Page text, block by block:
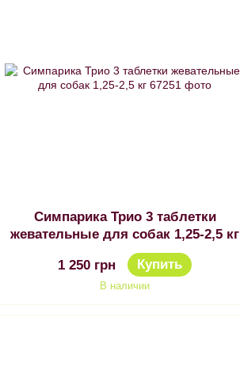
Симпарика Трио 3 таблетки
жевательные для собак 1,25-2,5 кг
1 250 грн Купить
В наличии